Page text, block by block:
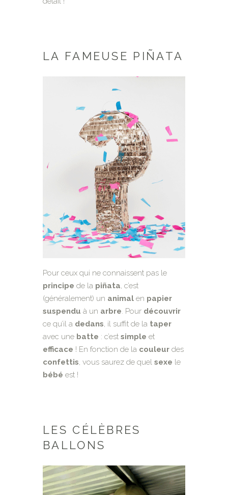
LA FAMEUSE PIÑATA
Pour ceux qui ne connaissent pas le
principe de la piñata, c’est
(généralement) un animal en papier
suspendu à un arbre. Pour découvrir
ce qu’il a dedans, il suffit de la taper
avec une batte : c’est simple et
efficace ! En fonction de la couleur des
confettis, vous saurez de quel sexe le
bébé est !
LES CÉLÈBRES
BALLONS